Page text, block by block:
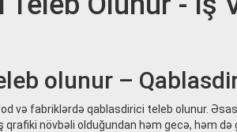
olunur –
və fabriklərdə qablasdirici teleb olunur.
qrafiki növbəli olduğundan həm gecə, həm